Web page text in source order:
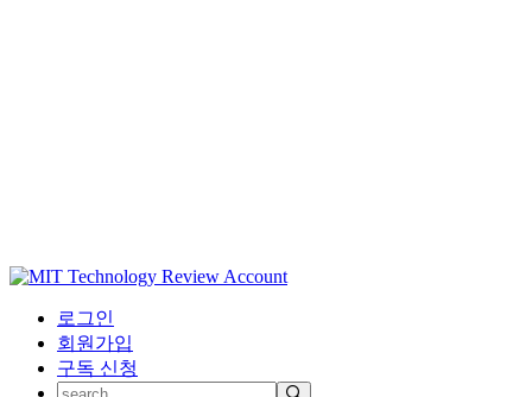
로그인
회원가입
구독 신청